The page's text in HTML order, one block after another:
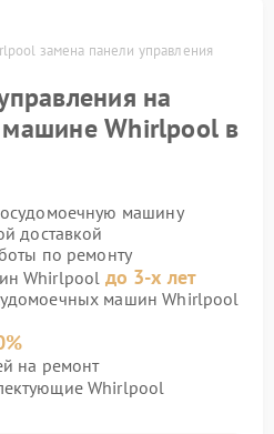
замена панели управления
на
Whirlpool в
машину
доставкой
по ремонту
Whirlpool до 3-х лет
машин Whirlpool
на ремонт
Whirlpool